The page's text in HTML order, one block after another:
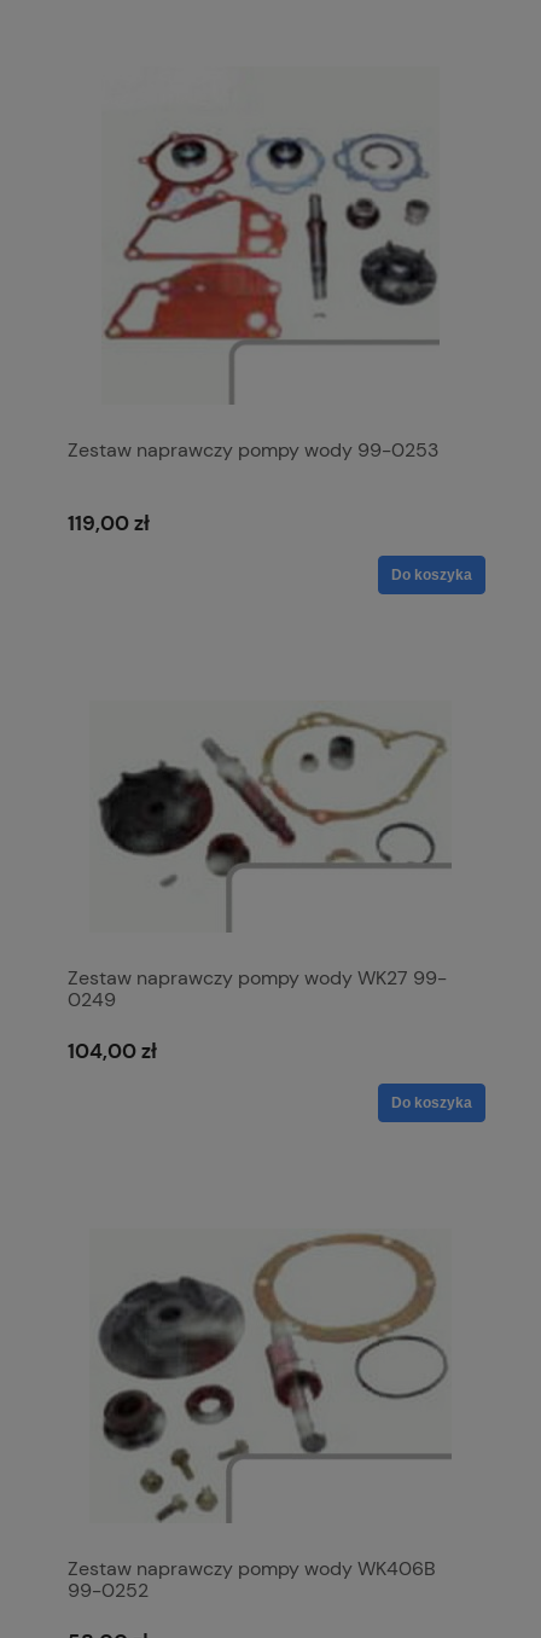
Zestaw naprawczy pompy wody 99-0253
119,00 zł
Do koszyka
Zestaw naprawczy pompy wody WK27 99-
0249
104,00 zł
Do koszyka
Zestaw naprawczy pompy wody WK406B
99-0252